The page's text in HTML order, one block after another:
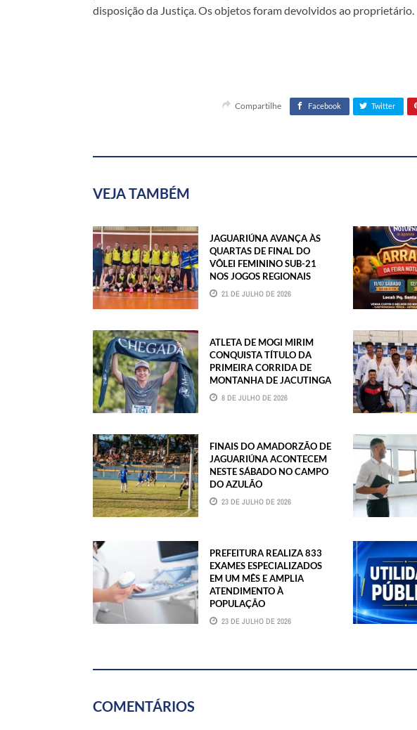
disposição da Justiça. Os objetos foram devolvidos ao proprietário.
Compartilhe Facebook Twitter
VEJA TAMBÉM
JAGUARIÚNA AVANÇA ÀS
QUARTAS DE FINAL DO
VÔLEI FEMININO SUB-21
NOS JOGOS REGIONAIS
21 DE JULHO DE 2026
ATLETA DE MOGI MIRIM
CONQUISTA TÍTULO DA
PRIMEIRA CORRIDA DE
MONTANHA DE JACUTINGA
8 DE JULHO DE 2026
FINAIS DO AMADORZÃO DE
JAGUARIÚNA ACONTECEM
NESTE SÁBADO NO CAMPO
DO AZULÃO
23 DE JULHO DE 2026
PREFEITURA REALIZA 833
EXAMES ESPECIALIZADOS
EM UM MÊS E AMPLIA
ATENDIMENTO À
POPULAÇÃO
23 DE JULHO DE 2026
COMENTÁRIOS